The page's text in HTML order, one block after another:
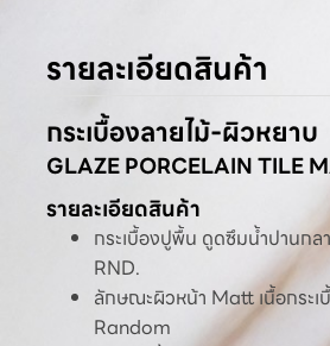
รายละเอียดสินค้า
กระเบื้องลายไม้-ผิวหยาบ
GLAZE PORCELAIN TILE
รายละเอียดสินค้า
กระเบื้องปูพื้น ดูดซึมน้ำปานก
RND.
ลักษณะผิวหน้า Matt เนื้อกระเ
Random